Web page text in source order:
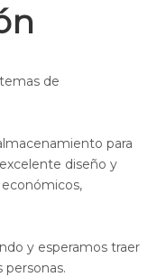
de
para
diseño y
y esperamos traer
personas.